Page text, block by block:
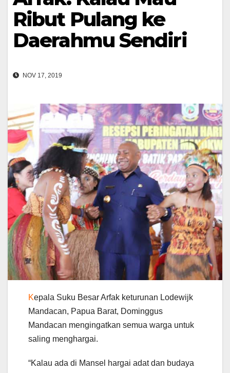
Ribut Pulang ke
Daerahmu Sendiri
NOV 17, 2019
Kepala Suku Besar Arfak keturunan Lodewijk
Mandacan, Papua Barat, Dominggus
Mandacan mengingatkan semua warga untuk
saling menghargai.
“Kalau ada di Mansel hargai adat dan budaya